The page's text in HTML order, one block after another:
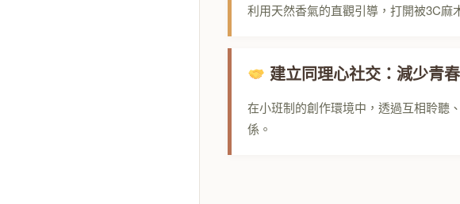
利用天然香氣的直觀引導，打開被3C麻
建立同理心社交：減少青
在小班制的創作環境中，透過互相聆聽
係。